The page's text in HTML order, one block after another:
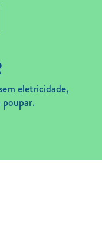
eletricidade,
poupar.